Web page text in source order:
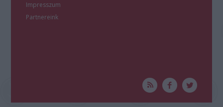
Impresszum
Partnereink